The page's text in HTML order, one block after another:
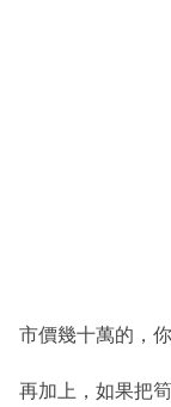
市價幾十萬的，
再加上，如果把